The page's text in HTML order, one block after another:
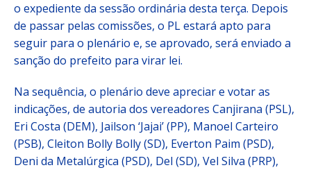
o expediente da sessão ordinária desta terça. Depois
de passar pelas comissões, o PL estará apto para
seguir para o plenário e, se aprovado, será enviado a
sanção do prefeito para virar lei.
Na sequência, o plenário deve apreciar e votar as
indicações, de autoria dos vereadores Canjirana (PSL),
Eri Costa (DEM), Jailson ‘Jajai’ (PP), Manoel Carteiro
(PSB), Cleiton Bolly Bolly (SD), Everton Paim (PSD),
Deni da Metalúrgica (PSD), Del (SD), Vel Silva (PRP),